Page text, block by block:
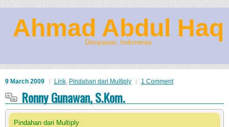
Ahmad Abdul Haq
Denpasar, Indonesia
9 March 2009 Link, Pindahan dari Multiply 1 Comment
Ronny Gunawan, S.Kom.
Pindahan dari Multiply